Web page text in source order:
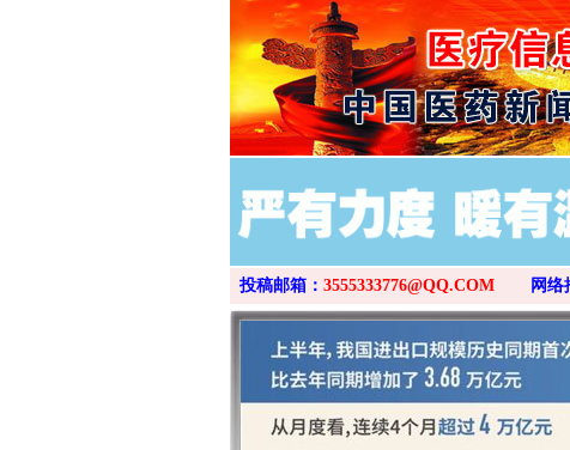
投稿邮箱： 3555333776@QQ.COM 网络